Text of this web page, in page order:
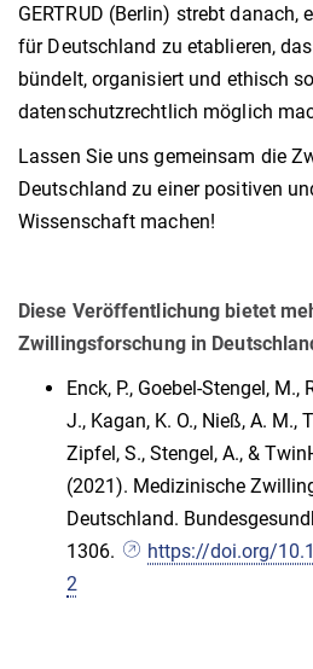
GERTRUD (Berlin) strebt danach,
für Deutschland zu etablieren,
bündelt, organisiert und ethisch
datenschutzrechtlich möglich
Lassen Sie uns gemeinsam die
Deutschland zu einer positiven
Wissenschaft machen!
Diese Veröffentlichung bietet
Zwillingsforschung in
Enck, P., Goebel-Stengel, M.,
J., Kagan, K. O., Nieß, A. M.,
Zipfel, S., Stengel, A., &
(2021). Medizinische
Deutschland.
1306.
https://doi.org/
2